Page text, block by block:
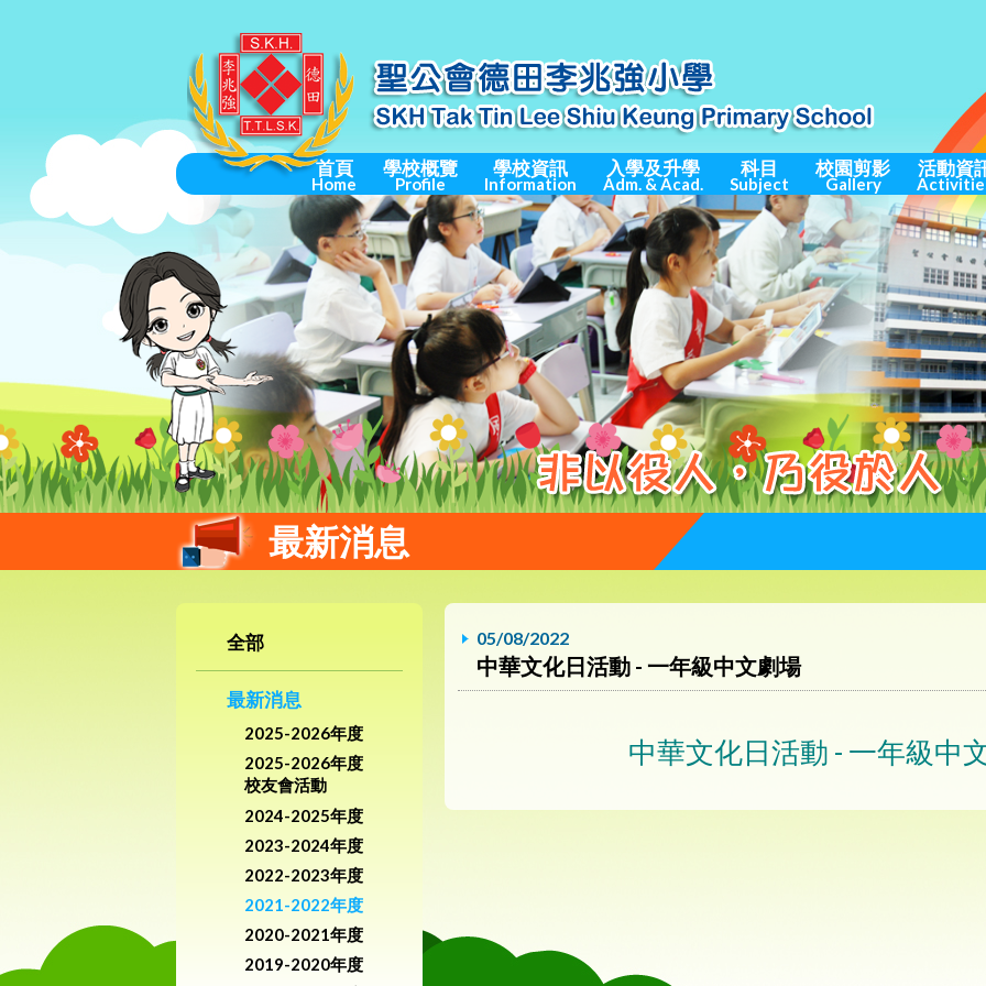
首頁
Home
學校概覽
Profile
學校資訊
Information
入學及升學
Adm. & Acad.
科目
Subject
校園剪影
Gallery
活動資
最新消息
全部
最新消息
2025-2026年度
2025-2026年度
校友會活動
2024-2025年度
2023-2024年度
2022-2023年度
2021-2022年度
2020-2021年度
2019-2020年度
05/08/2022
中華文化日活動 - 一年級中文劇場
中華文化日活動 - 一年級中